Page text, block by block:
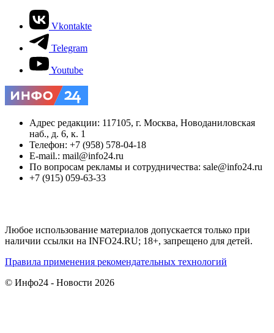
Vkontakte
Telegram
Youtube
Адрес редакции: 117105, г. Москва, Новоданиловская
наб., д. 6, к. 1
Телефон: +7 (958) 578-04-18
E-mail.: mail@info24.ru
По вопросам рекламы и сотрудничества: sale@info24.ru
+7 (915) 059-63-33
Любое использование материалов допускается только при
наличии ссылки на INFO24.RU; 18+, запрещено для детей.
Правила применения рекомендательных технологий
© Инфо24 - Новости 2026